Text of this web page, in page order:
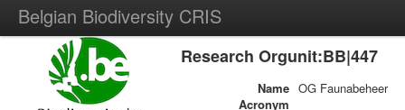
Belgian Biodiversity CRIS
Research Orgunit:BB|447
Name OG Faunabeheer
Acronym